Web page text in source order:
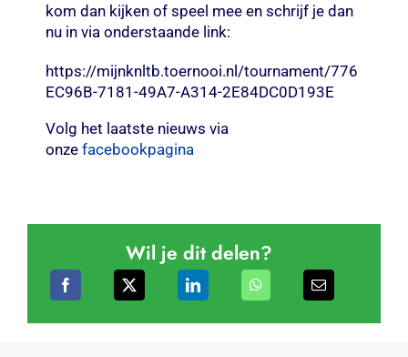
kom dan kijken of speel mee en schrijf je dan
nu in via onderstaande link:
https://mijnknltb.toernooi.nl/tournament/776
EC96B-7181-49A7-A314-2E84DC0D193E
Volg het laatste nieuws via
onze facebookpagina
Wil je dit delen?